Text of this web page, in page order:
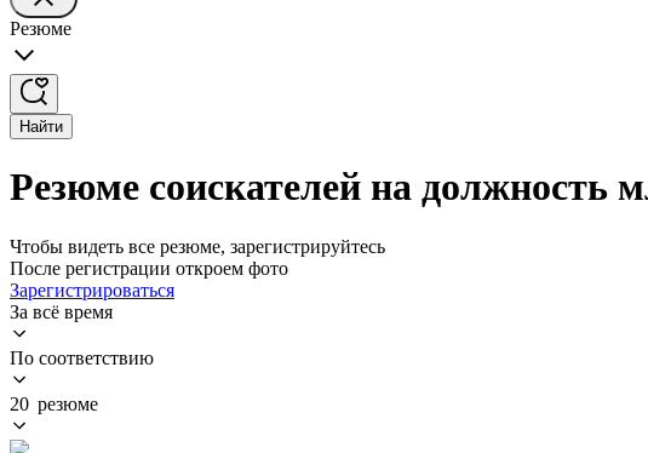
Резюме
Найти
Резюме соискателей на должность
Чтобы видеть все резюме, зарегистрируйтесь
После регистрации откроем фото
Зарегистрироваться
За всё время
По соответствию
20 резюме